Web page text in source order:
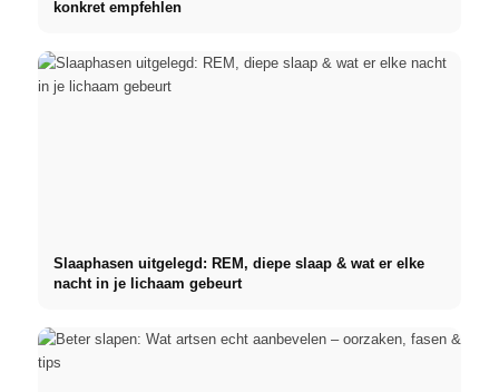
konkret empfehlen
Slaaphasen uitgelegd: REM, diepe slaap & wat er elke
nacht in je lichaam gebeurt